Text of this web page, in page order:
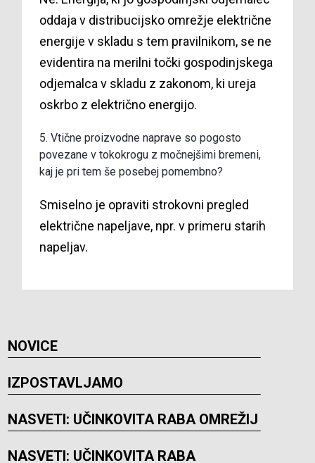
NOVICE
IZPOSTAVLJAMO
NASVETI: UČINKOVITA RABA OMREŽIJ
NASVETI: UČINKOVITA RABA
oddaja v distribucijsko omrežje električne
energije v skladu s tem pravilnikom, se ne
evidentira na merilni točki gospodinjskega
odjemalca v skladu z zakonom, ki ureja
oskrbo z električno energijo.
5. Vtične proizvodne naprave so pogosto
povezane v tokokrogu z močnejšimi bremeni,
kaj je pri tem še posebej pomembno?
Smiselno je opraviti strokovni pregled
električne napeljave, npr. v primeru starih
napeljav.